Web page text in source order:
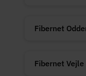
Fibernet
Fibernet Vejle